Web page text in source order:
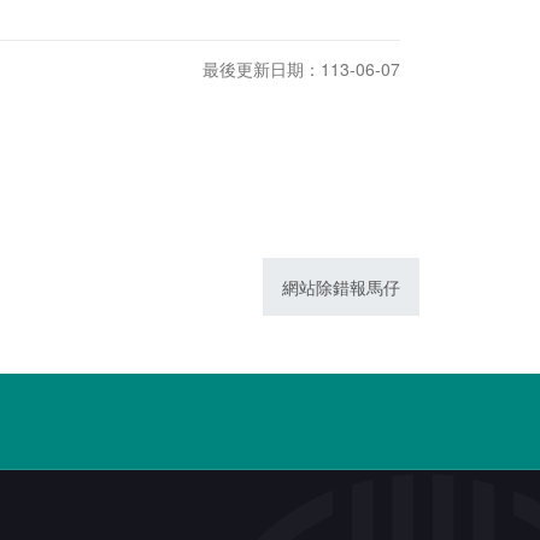
最後更新日期：113-06-07
網站除錯報馬仔